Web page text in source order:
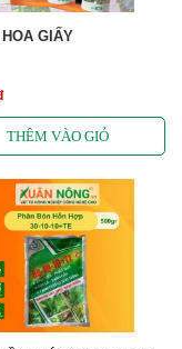
HOA GIẤY